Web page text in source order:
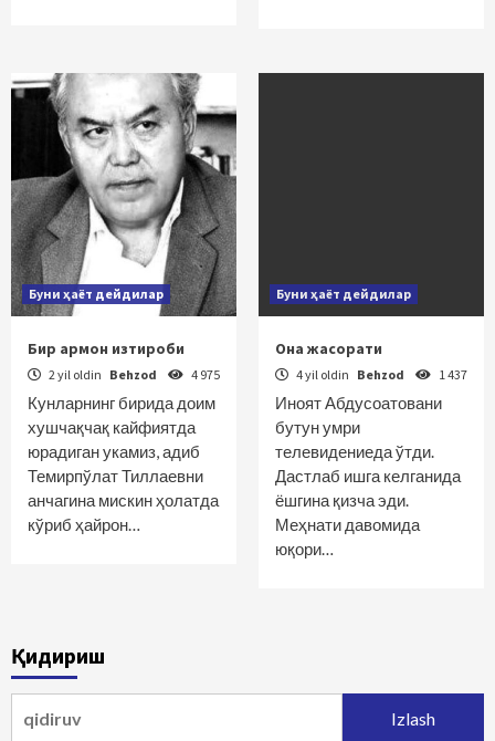
Буни ҳаёт дейдилар
Бир армон изтироби
2 yil oldin Behzod 4 975
Кунларнинг бирида доим
хушчақчақ кайфиятда
юрадиган укамиз, адиб
Темирпўлат Тиллаевни
анчагина мискин ҳолатда
кўриб ҳайрон…
Буни ҳаёт дейдилар
Она жасорати
4 yil oldin Behzod 1 437
Иноят Абдусоатовани
бутун умри
телевидениеда ўтди.
Дастлаб ишга келганида
ёшгина қизча эди.
Меҳнати давомида
юқори…
Қидириш